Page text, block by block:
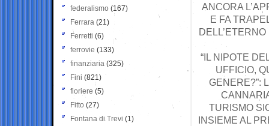
ANCORA
E FA
“IL NIPOTE
UFFICIO,
GENERE?”:
TURISMO
INSIEME AL
federalismo (167)
Ferrara (21)
Ferretti (6)
ferrovie (133)
finanziaria (325)
Fini (821)
fioriere (5)
Fitto (27)
Fontana di Trevi (1)